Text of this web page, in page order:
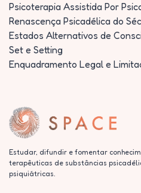
Psicoterapia Assistida Por
Renascença Psicadélica do
Estados Alternativos de
Set e Setting
Enquadramento Legal e
Estudar, difundir e fomentar
terapêuticas de substâncias
psiquiátricas.